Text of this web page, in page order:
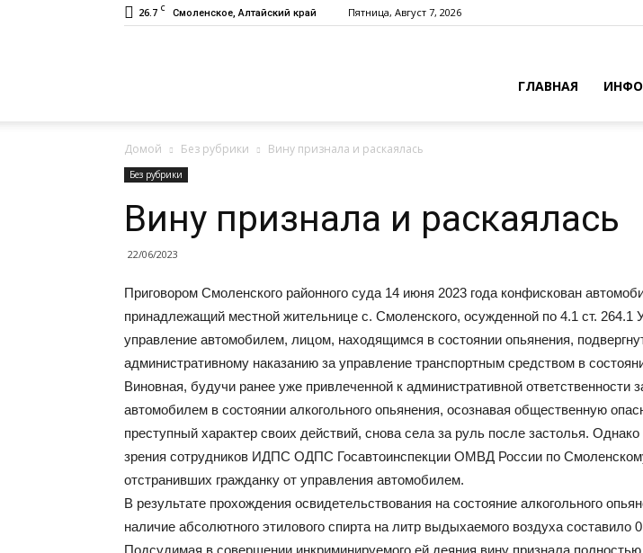
26.7 C Смоленское, Алтайский край Пятница, Август 7, 2026
«Заря»
ГЛАВНАЯ
Домой Без рубрики Вину признала и раскаялась
Без рубрики
Вину признала и раскаялась
22/06/2023
Приговором Смоленского районного суда 14 июня 2023 года конфискован
принадлежащий местной жительнице с. Смоленского, осужденной по 4.1 ст. 264.1
управление автомобилем, лицом, находящимся в состоянии опьянения,
административному наказанию за управление транспортным средством в
Виновная, будучи ранее уже привлеченной к административной ответственности
автомобилем в состоянии алкогольного опьянения, осознавая общественную
преступный характер своих действий, снова села за руль после застолья.
зрения сотрудников ИДПС ОДПС Госавтоинспекции ОМВД России по
отстранивших гражданку от управления автомобилем.
В результате прохождения освидетельствования на состояние алкогольного
наличие абсолютного этилового спирта на литр выдыхаемого воздуха составило
Подсудимая в совершении инкриминируемого ей деяния вину признала